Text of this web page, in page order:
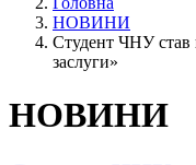
НОВИНИ
Студент ЧНУ став
заслуги»
НОВИНИ